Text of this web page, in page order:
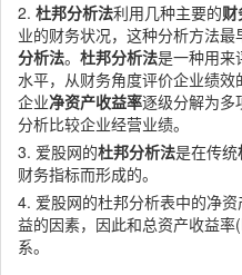
杜邦分析法利用几种主要的
业的财务状况，这种分析方法
分析法。 杜邦分析法是一种用来
水平，从财务角度评价企业绩
企业净资产收益率逐级分解为多
分析比较企业经营业绩。
爱股网的杜邦分析法是在传统
财务指标而形成的。
爱股网的杜邦分析表中的净
益的因素，因此和总资产收益
系。